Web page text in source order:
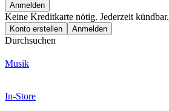
Anmelden
Keine Kreditkarte nötig. Jederzeit kündbar.
Konto erstellen Anmelden
Durchsuchen
Musik
In-Store